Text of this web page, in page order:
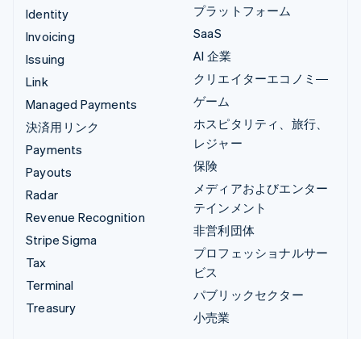
Identity
Invoicing
Issuing
Link
Managed Payments
決済用リンク
Payments
Payouts
Radar
Revenue Recognition
Stripe Sigma
Tax
Terminal
Treasury
プラットフォーム
SaaS
AI 企業
クリエイターエコノミ―
ゲーム
ホスピタリティ、旅行、
レジャー
保険
メディアおよびエンター
テインメント
非営利団体
プロフェッショナルサー
ビス
パブリックセクター
小売業